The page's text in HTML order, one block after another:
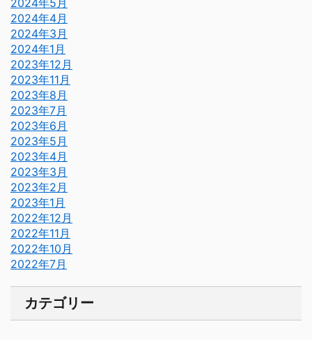
2024年4月
2024年3月
2024年1月
2023年12月
2023年11月
2023年8月
2023年7月
2023年6月
2023年5月
2023年4月
2023年3月
2023年2月
2023年1月
2022年12月
2022年11月
2022年10月
2022年7月
カテゴリー